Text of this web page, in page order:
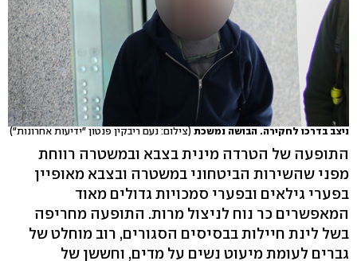
ניצב בדרכו לחקירה. הבושה נמשכת (צילום: נעם ריבקין פנטון "ידיעות אחרונות")
התופעה של הטרדה מינית בצבא ובמשטרה רווחת
מפני שהשירות הביטחוני במשטרה ובצבא מאופיין
בפערי גילאים ובפערי סמכויות גדולים מאוד
המאפשרים כר נוח לניצול מרות. התופעה מחריפה
בשל לינת חיילות בבסיסים הסגורים, רוב מוחלט של
גברים לעומת מיעוט נשים על מדים, וחששן של